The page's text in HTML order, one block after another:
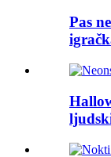
Pas